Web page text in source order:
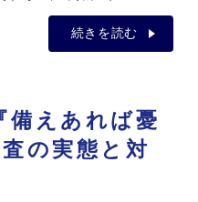
続きを読む
備えあれば憂
の実態と対